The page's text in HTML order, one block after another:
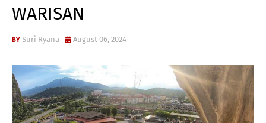
WARISAN
Suri Ryana August 06, 2024